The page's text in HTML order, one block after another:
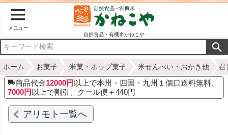
メニュー
自然食品・有機米かねこや
ホーム お菓子 米菓・ポップ菓子 米せんべい・おかき他 召
商品代金12000円 以上で本州・四国・九州１個口送料無料、
7000円 以上で割引、クール便＋440円
アリモト一覧へ